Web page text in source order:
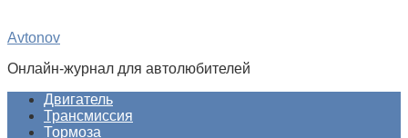
Avtonov
Онлайн-журнал для автолюбителей
Двигатель
Трансмиссия
Тормоза